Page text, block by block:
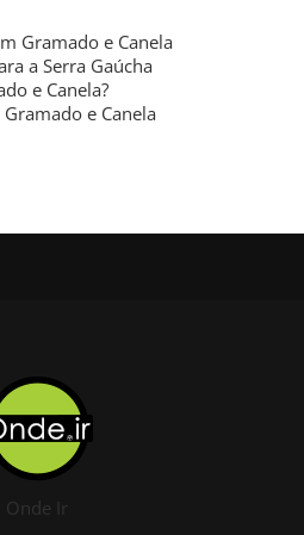
Gramado e Canela
a Serra Gaúcha
e Canela?
e Canela
Onde Ir